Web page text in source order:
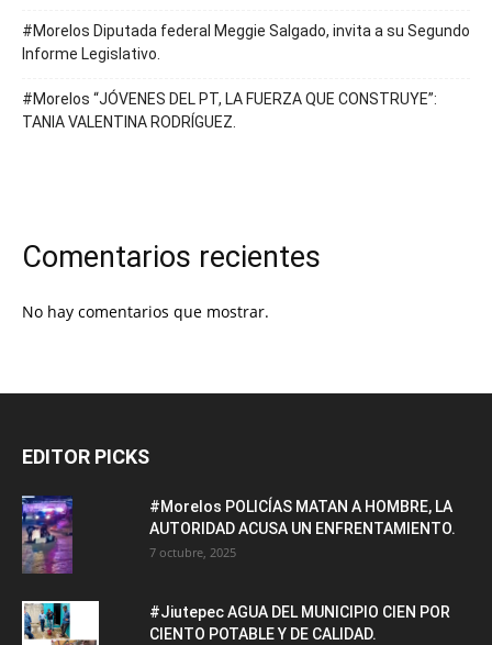
#Morelos Diputada federal Meggie Salgado, invita a su Segundo
Informe Legislativo.
#Morelos “JÓVENES DEL PT, LA FUERZA QUE CONSTRUYE”:
TANIA VALENTINA RODRÍGUEZ.
Comentarios recientes
No hay comentarios que mostrar.
EDITOR PICKS
#Morelos POLICÍAS MATAN A HOMBRE, LA
AUTORIDAD ACUSA UN ENFRENTAMIENTO.
7 octubre, 2025
#Jiutepec AGUA DEL MUNICIPIO CIEN POR
CIENTO POTABLE Y DE CALIDAD.